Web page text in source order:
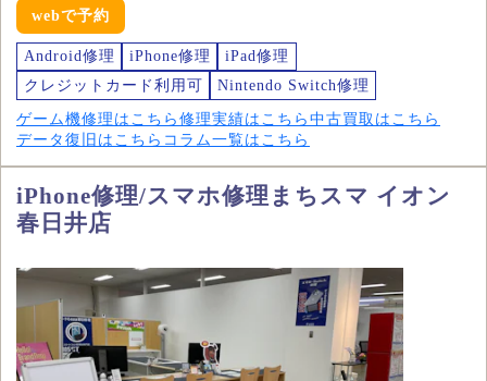
webで予約
Android修理 iPhone修理
iPad修理
クレジットカード利用可
Nintendo Switch修理
ゲーム機修理はこちら 修理実績はこちら 中古買取はこちら
データ復旧はこちら コラム一覧はこちら
iPhone修理/スマホ修理まちスマ イオン
春日井店